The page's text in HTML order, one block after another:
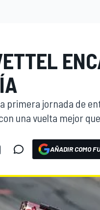
primera jornada de
una vuelta mejor
AÑADIR COMO